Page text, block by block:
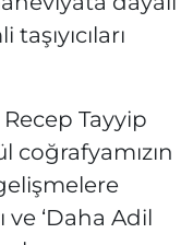
Tayyip
ve ‘Daha Adil